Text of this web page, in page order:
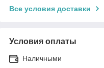
Все условия доставки
Условия оплаты
Наличными